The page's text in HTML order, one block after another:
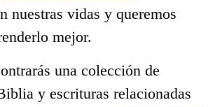
nuestras vidas y queremos
mejor.
una colección de
y escrituras relacionadas